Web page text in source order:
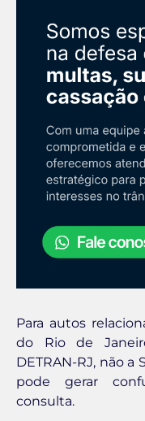
Para autos
do Rio de
DETRAN-RJ, não a
pode gerar
consulta.